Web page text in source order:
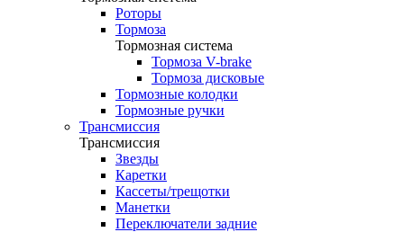
Роторы
Тормоза
Тормозная система
Тормоза V-brake
Тормоза дисковые
Тормозные колодки
Тормозные ручки
Трансмиссия
Трансмиссия
Звезды
Каретки
Кассеты/трещотки
Манетки
Переключатели задние